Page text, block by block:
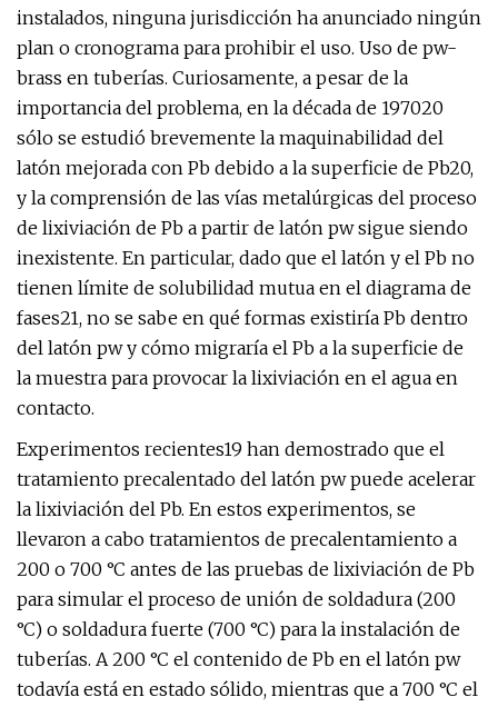
instalados, ninguna jurisdicción ha anunciado ningún
plan o cronograma para prohibir el uso. Uso de pw-
brass en tuberías. Curiosamente, a pesar de la
importancia del problema, en la década de 197020
sólo se estudió brevemente la maquinabilidad del
latón mejorada con Pb debido a la superficie de Pb20,
y la comprensión de las vías metalúrgicas del proceso
de lixiviación de Pb a partir de latón pw sigue siendo
inexistente. En particular, dado que el latón y el Pb no
tienen límite de solubilidad mutua en el diagrama de
fases21, no se sabe en qué formas existiría Pb dentro
del latón pw y cómo migraría el Pb a la superficie de
la muestra para provocar la lixiviación en el agua en
contacto.
Experimentos recientes19 han demostrado que el
tratamiento precalentado del latón pw puede acelerar
la lixiviación del Pb. En estos experimentos, se
llevaron a cabo tratamientos de precalentamiento a
200 o 700 °C antes de las pruebas de lixiviación de Pb
para simular el proceso de unión de soldadura (200
°C) o soldadura fuerte (700 °C) para la instalación de
tuberías. A 200 °C el contenido de Pb en el latón pw
todavía está en estado sólido, mientras que a 700 °C el